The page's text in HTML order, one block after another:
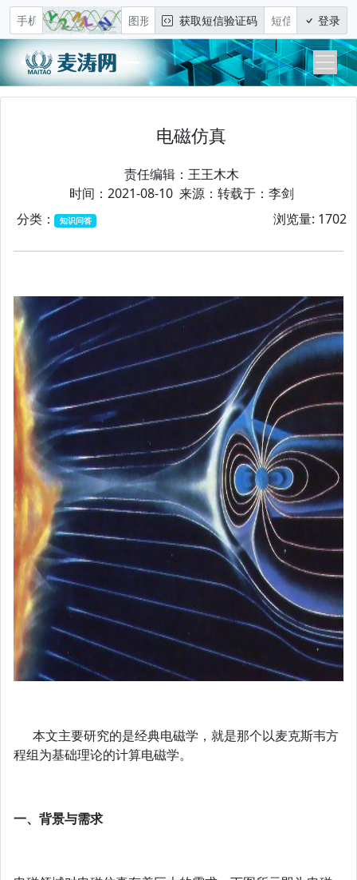
获取短信验证码 登录
电磁仿真
责任编辑： 王王木木
时间：2021-08-10 来源：转载于：李剑
分类：知识问答 浏览量: 1702
本文主要研究的是经典电磁学，就是那个以麦克斯韦方
程组为基础理论的计算电磁学。
一、背景与需求